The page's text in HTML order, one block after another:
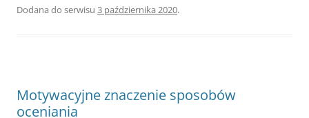
Dodana do serwisu 3 października 2020.
Motywacyjne znaczenie sposobów
oceniania